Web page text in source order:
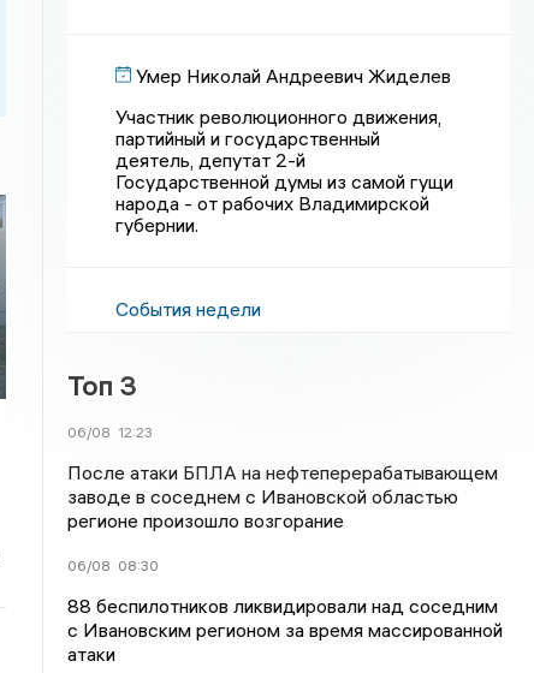
Умер Николай Андреевич Жиделев
Участник революционного движения,
партийный и государственный
деятель, депутат 2-й
Государственной думы из самой гущи
народа - от рабочих Владимирской
губернии.
События недели
Топ 3
06/08 12:23
После атаки БПЛА на нефтеперерабатывающем
заводе в соседнем с Ивановской областью
регионе произошло возгорание
06/08 08:30
88 беспилотников ликвидировали над соседним
с Ивановским регионом за время массированной
атаки